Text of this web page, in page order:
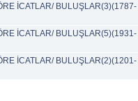
İCATLAR/
İCATLAR/
İCATLAR/